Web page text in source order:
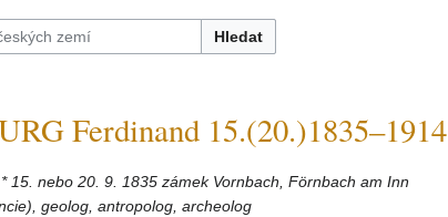
Hledat
Ferdinand 15.(20.)1835–1914
* 15. nebo 20. 9. 1835 zámek Vornbach, Förnbach am Inn
geolog, antropolog, archeolog